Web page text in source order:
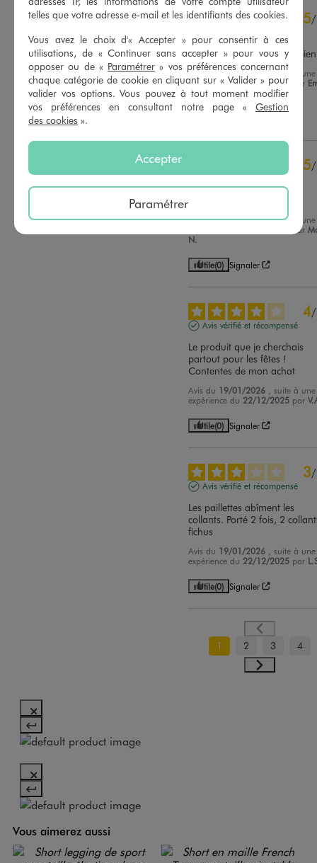
5étoiles
16
4étoiles
3
3 étoiles
2étoiles
0
1étoile 0
Trier les avis
5/
Magnifique short et taille bien
Avis du22/01/2026 , suite à une
expérience du22/12/2025 par
G.
5/
Avis vérifié et récompensé
Avis du20/01/2026 , suite à une
par
N.
Utile(0) Signaler
4/
Avis vérifié et récompensé
Le produit que je cherchais
partout pour les fêtes !
Contentes de mon achat
Avis du 19/01/2026
, suite à une
expérience du 22/12/2025 par
Utile(0) Signaler
3/
Avis vérifié et récompensé
Les paillettes abîment les
collants. Porté 2 fois, 2
fichus
Avis du 19/01/2026
, suite à une
expérience du 22/12/2025 par
Utile(0) Signaler
1 2 3 4
Vous aimerez aussi
telles que votre adresse e-mail et les identifiants des cookies.
Vous avez le choix d'« Accepter » pour consentir à ces
utilisations, de « Continuer sans accepter » pour vous y
opposer ou de « Paramétrer » vos préférences concernant
chaque catégorie de cookie en cliquant sur « Valider » pour
valider vos options. Vous pouvez à tout moment modifier
vos préférences en consultant notre page « Gestion
des cookies ».
Accepter
Paramétrer